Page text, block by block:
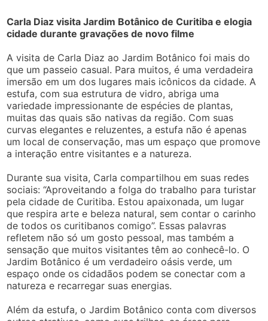
Carla Diaz visita Jardim Botânico de Curitiba e elogia
cidade durante gravações de novo filme
A visita de Carla Diaz ao Jardim Botânico foi mais do
que um passeio casual. Para muitos, é uma verdadeira
imersão em um dos lugares mais icônicos da cidade. A
estufa, com sua estrutura de vidro, abriga uma
variedade impressionante de espécies de plantas,
muitas das quais são nativas da região. Com suas
curvas elegantes e reluzentes, a estufa não é apenas
um local de conservação, mas um espaço que promove
a interação entre visitantes e a natureza.
Durante sua visita, Carla compartilhou em suas redes
sociais: “Aproveitando a folga do trabalho para turistar
pela cidade de Curitiba. Estou apaixonada, um lugar
que respira arte e beleza natural, sem contar o carinho
de todos os curitibanos comigo”. Essas palavras
refletem não só um gosto pessoal, mas também a
sensação que muitos visitantes têm ao conhecê-lo. O
Jardim Botânico é um verdadeiro oásis verde, um
espaço onde os cidadãos podem se conectar com a
natureza e recarregar suas energias.
Além da estufa, o Jardim Botânico conta com diversos